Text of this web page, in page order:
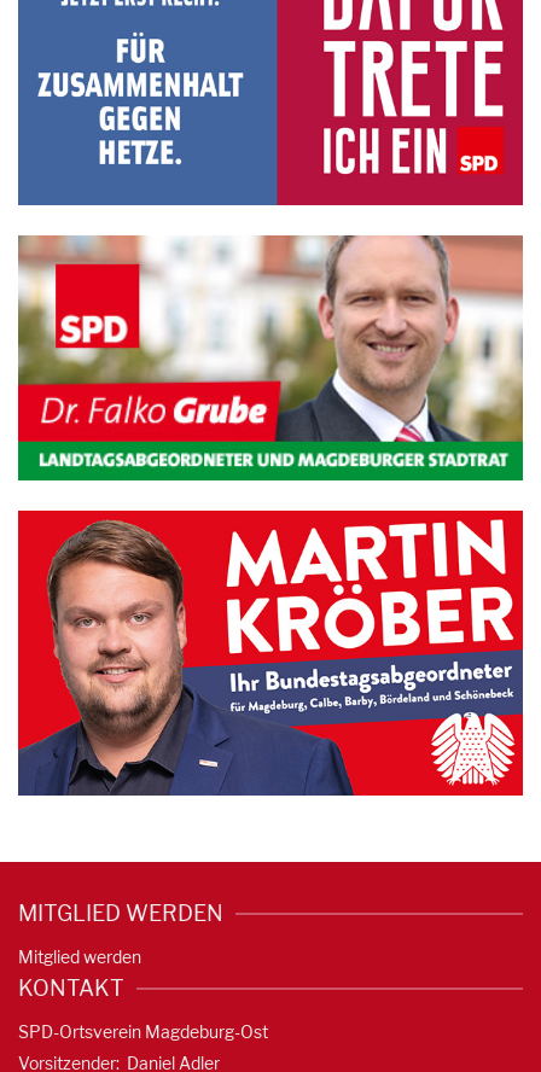
MITGLIED WERDEN
Mitglied werden
KONTAKT
SPD-Ortsverein Magdeburg-Ost
Vorsitzender: Daniel Adler